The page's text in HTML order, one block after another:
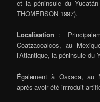
et la péninsule du
THOMERSON 1997).
Localisation :
Coatzacoalcos, au
l’Atlantique, la péninsule du
Également à Oaxaca, au
après avoir été introduit